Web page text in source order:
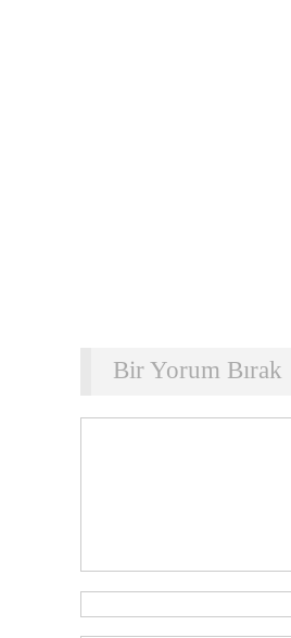
Bir Yorum Bırak